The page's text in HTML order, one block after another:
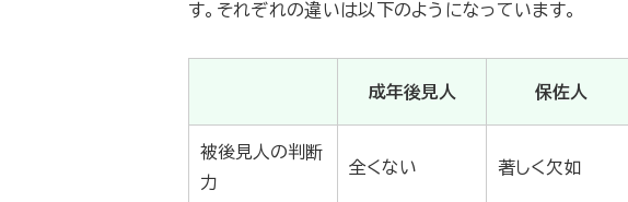
す。それぞれの違いは以下のようになっています。
成年後見人 保佐人
被後見人の判断
力
全くない 著しく欠如